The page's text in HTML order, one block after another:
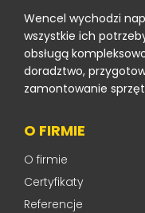
Wencel wychodzi
wszystkie ich
obsługą
doradztwo,
zamontowanie
O FIRMIE
O firmie
Certyfikaty
Referencje